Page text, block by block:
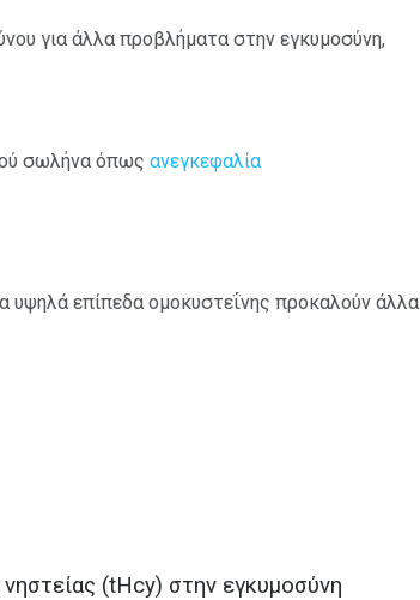
για άλλα προβλήματα στην εγκυμοσύνη,
σωλήνα όπως ανεγκεφαλία
υψηλά επίπεδα ομοκυστεΐνης προκαλούν άλλα
(tHcy) στην εγκυμοσύνη